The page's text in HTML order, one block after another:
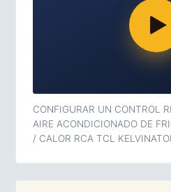
CONFIGURAR UN CONTROL
AIRE ACONDICIONADO DE
/ CALOR RCA TCL